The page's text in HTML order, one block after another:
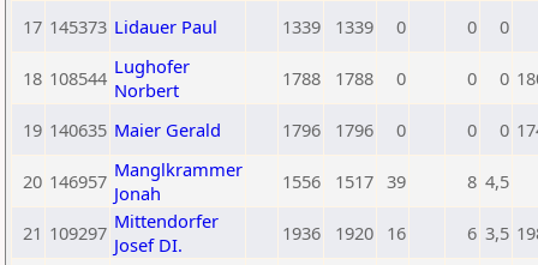
17 145373 Lidauer Paul 1339 1339 0 0 0
18 108544 Lughofer
Norbert
1788 1788 0 0 0
19 140635 Maier Gerald 1796 1796 0 0 0
20 146957 Manglkrammer
Jonah
1556 1517 39 8 4,5
21 109297 Mittendorfer
Josef DI.
1936 1920 16 6 3,5